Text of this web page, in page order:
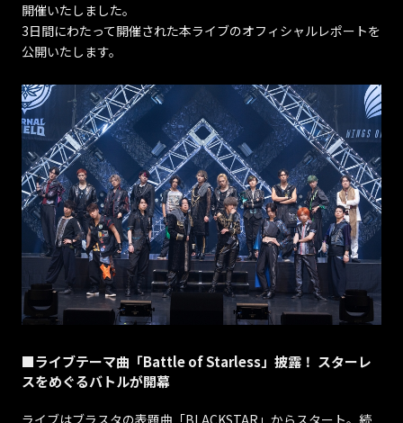
COMPANY
開催いたしました。
3日間にわたって開催された本ライブのオフィシャルレポートを
公開いたします。
■ライブテーマ曲「Battle of Starless」披露！ スターレ
スをめぐるバトルが開幕